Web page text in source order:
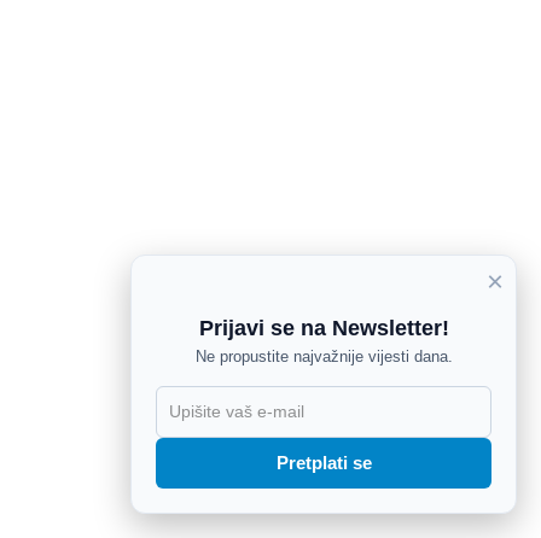
×
Prijavi se na Newsletter!
Ne propustite najvažnije vijesti dana.
Pretplati se